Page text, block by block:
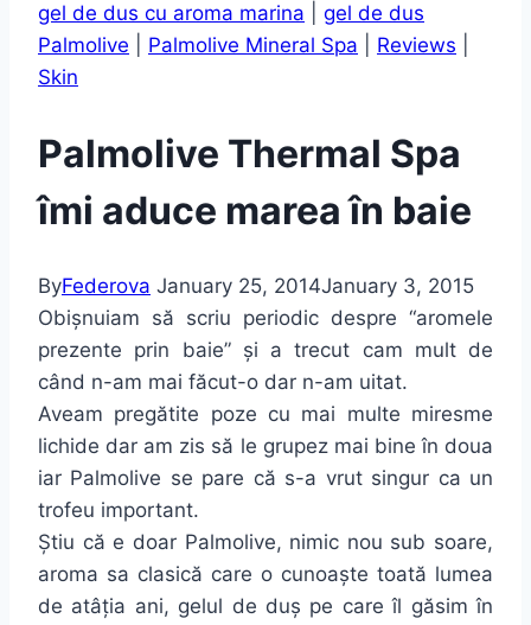
gel de dus cu aroma marina
gel de dus
Palmolive
Palmolive Mineral Spa Reviews
Skin
Palmolive Thermal Spa
îmi aduce marea în baie
ByFederova January 25, 2014January 3, 2015
Obișnuiam să scriu periodic despre “aromele
prezente prin baie” și a trecut cam mult de
când n-am mai făcut-o dar n-am uitat.
Aveam pregătite poze cu mai multe miresme
lichide dar am zis să le grupez mai bine în doua
iar Palmolive se pare că s-a vrut singur ca un
trofeu important.
Știu că e doar Palmolive, nimic nou sub soare,
aroma sa clasică care o cunoaște toată lumea
de atâția ani, gelul de duș pe care îl găsim în